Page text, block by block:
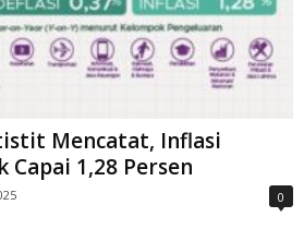
Mencatat, Inflasi
Capai 1,28 Persen
0